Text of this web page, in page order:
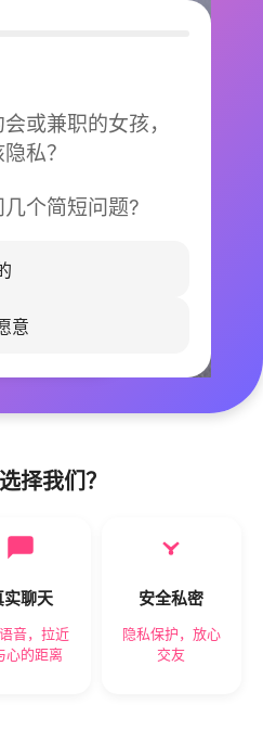
或兼职的女孩，
私？
个简短问题?
意
再孤单
马上认识身边的TA
下载
择我们？
实聊天
音，拉近
心的距离
安全私密
隐私保护，放心
交友